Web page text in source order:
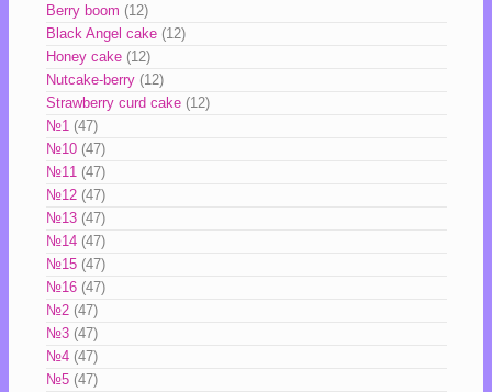
Berry boom (12)
Black Angel cake (12)
Honey cake (12)
Nutcake-berry (12)
Strawberry curd cake (12)
№1 (47)
№10 (47)
№11 (47)
№12 (47)
№13 (47)
№14 (47)
№15 (47)
№16 (47)
№2 (47)
№3 (47)
№4 (47)
№5 (47)